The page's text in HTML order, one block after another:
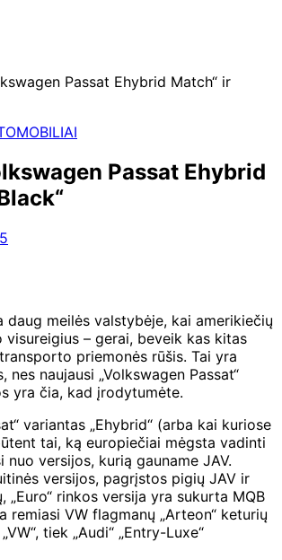
Passat Ehybrid Match“ ir
Passat Ehybrid
daug meilės valstybėje, kai amerikiečių
visureigius – gerai, beveik kas kitas
priemonės rūšis. Tai yra
nes naujausi „Volkswagen Passat“
yra čia, kad įrodytumėte.
variantas „Ehybrid“ (arba kai kuriose
tai, ką europiečiai mėgsta vadinti
nuo versijos, kurią gauname JAV.
versijos, pagrįstos pigių JAV ir
„Euro“ rinkos versija yra sukurta MQB
remiasi VW flagmanų „Arteon“ keturių
tiek „Audi“ „Entry-Luxe“